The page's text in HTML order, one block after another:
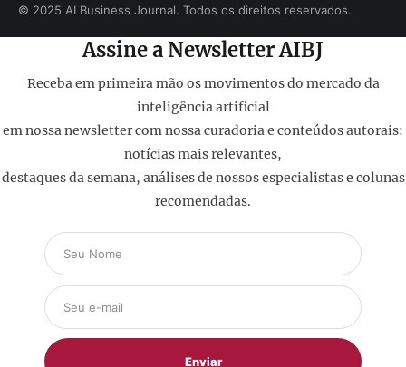
© 2025 AI Business Journal. Todos os direitos reservados.
Assine a Newsletter AIBJ
Receba em primeira mão os movimentos do mercado da
inteligência artificial
em nossa newsletter com nossa curadoria e conteúdos autorais:
notícias mais relevantes,
destaques da semana, análises de nossos especialistas e colunas
recomendadas.